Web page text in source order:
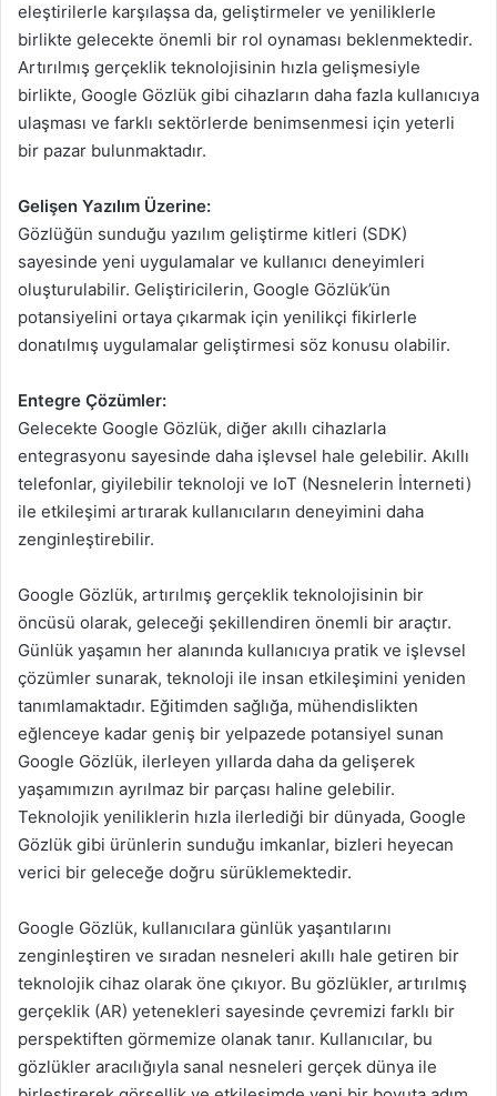
eleştirilerle karşılaşsa da, geliştirmeler ve yeniliklerle
birlikte gelecekte önemli bir rol oynaması beklenmektedir.
Artırılmış gerçeklik teknolojisinin hızla gelişmesiyle
birlikte, Google Gözlük gibi cihazların daha fazla kullanıcıya
ulaşması ve farklı sektörlerde benimsenmesi için yeterli
bir pazar bulunmaktadır.
Gelişen Yazılım Üzerine:
Gözlüğün sunduğu yazılım geliştirme kitleri (SDK)
sayesinde yeni uygulamalar ve kullanıcı deneyimleri
oluşturulabilir. Geliştiricilerin, Google Gözlük’ün
potansiyelini ortaya çıkarmak için yenilikçi fikirlerle
donatılmış uygulamalar geliştirmesi söz konusu olabilir.
Entegre Çözümler:
Gelecekte Google Gözlük, diğer akıllı cihazlarla
entegrasyonu sayesinde daha işlevsel hale gelebilir. Akıllı
telefonlar, giyilebilir teknoloji ve IoT (Nesnelerin İnterneti)
ile etkileşimi artırarak kullanıcıların deneyimini daha
zenginleştirebilir.
Google Gözlük, artırılmış gerçeklik teknolojisinin bir
öncüsü olarak, geleceği şekillendiren önemli bir araçtır.
Günlük yaşamın her alanında kullanıcıya pratik ve işlevsel
çözümler sunarak, teknoloji ile insan etkileşimini yeniden
tanımlamaktadır. Eğitimden sağlığa, mühendislikten
eğlenceye kadar geniş bir yelpazede potansiyel sunan
Google Gözlük, ilerleyen yıllarda daha da gelişerek
yaşamımızın ayrılmaz bir parçası haline gelebilir.
Teknolojik yeniliklerin hızla ilerlediği bir dünyada, Google
Gözlük gibi ürünlerin sunduğu imkanlar, bizleri heyecan
verici bir geleceğe doğru sürüklemektedir.
Google Gözlük, kullanıcılara günlük yaşantılarını
zenginleştiren ve sıradan nesneleri akıllı hale getiren bir
teknolojik cihaz olarak öne çıkıyor. Bu gözlükler, artırılmış
gerçeklik (AR) yetenekleri sayesinde çevremizi farklı bir
perspektiften görmemize olanak tanır. Kullanıcılar, bu
gözlükler aracılığıyla sanal nesneleri gerçek dünya ile